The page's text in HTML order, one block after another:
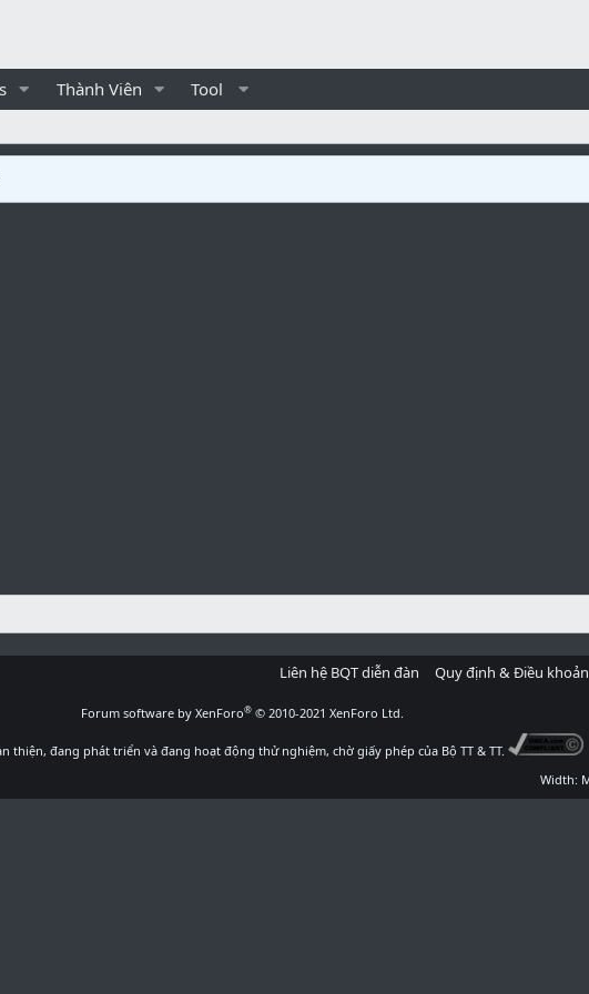
Thành Viên Tool
Liên hệ BQT diễn đàn Quy định & Điều khoản
Forum software by XenForo® © 2010-2021 XenForo Ltd.
thiện, đang phát triển và đang hoạt động thử nghiệm, chờ giấy phép của Bộ TT & TT.
Width